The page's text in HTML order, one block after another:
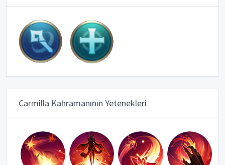
Carmilla Kahramanının Yetenekleri